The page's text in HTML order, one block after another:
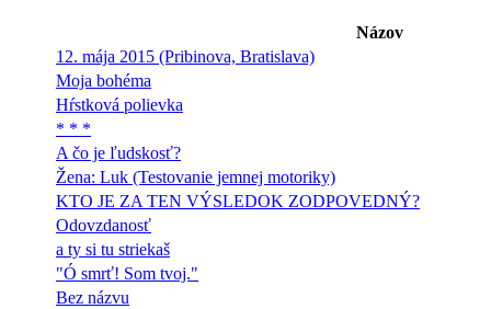
Názov
12. mája 2015 (Pribinova, Bratislava)
Moja bohéma
Hŕstková polievka
* * *
A čo je ľudskosť?
Žena: Luk (Testovanie jemnej motoriky)
KTO JE ZA TEN VÝSLEDOK ZODPOVEDNÝ?
Odovzdanosť
a ty si tu striekaš
"Ó smrť! Som tvoj."
Bez názvu